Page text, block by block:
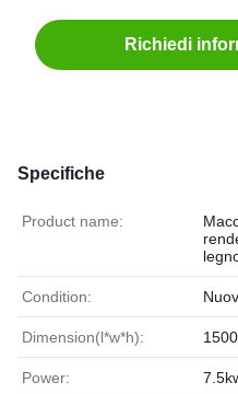
Richiedi
Specifiche
Product name:
Condition:
Dimension(l*w*h):
Power: